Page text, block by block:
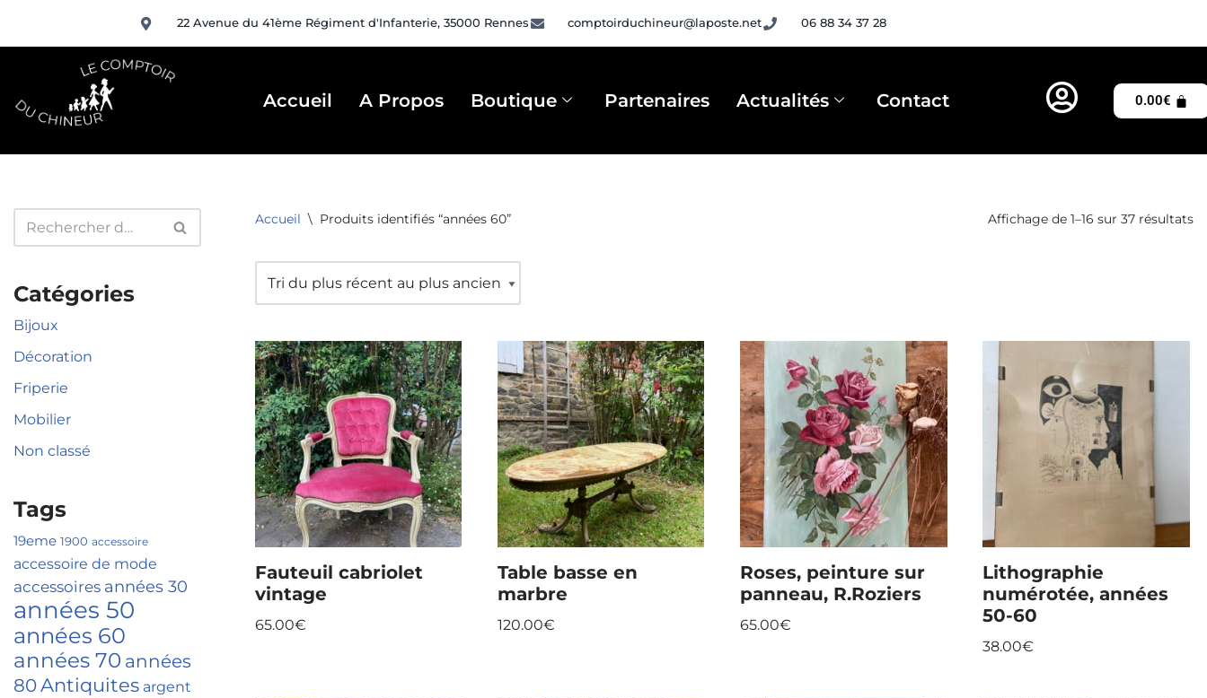
Aller
22 Avenue du 41ème Régiment d'Infanterie, 35000 Rennes comptoirduchineur@laposte.net 06 88 34 37 28
Accueil A Propos Boutique Partenaires Actualités Contact 0.00€
Catégories
Bijoux
Décoration
Friperie
Mobilier
Non classé
Tags
19eme 1900 accessoire
accessoire de mode
accessoires années 30
années 50
années 60
années 70 années
80Antiquites argent
Accueil \ Produits identifiés “années 60” Affichage de 1–16 sur 37 résultats
Fauteuil cabriolet
vintage
65.00€
Table basse en
marbre
120.00€
Roses, peinture sur
panneau, R.Roziers
65.00€
Lithographie
numérotée, années
50-60
38.00€